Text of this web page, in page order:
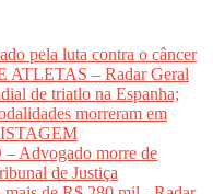
pela luta contra o câncer
ATLETAS – Radar Geral
de triatlo na Espanha;
morreram em
Advogado morre de
de Justiça